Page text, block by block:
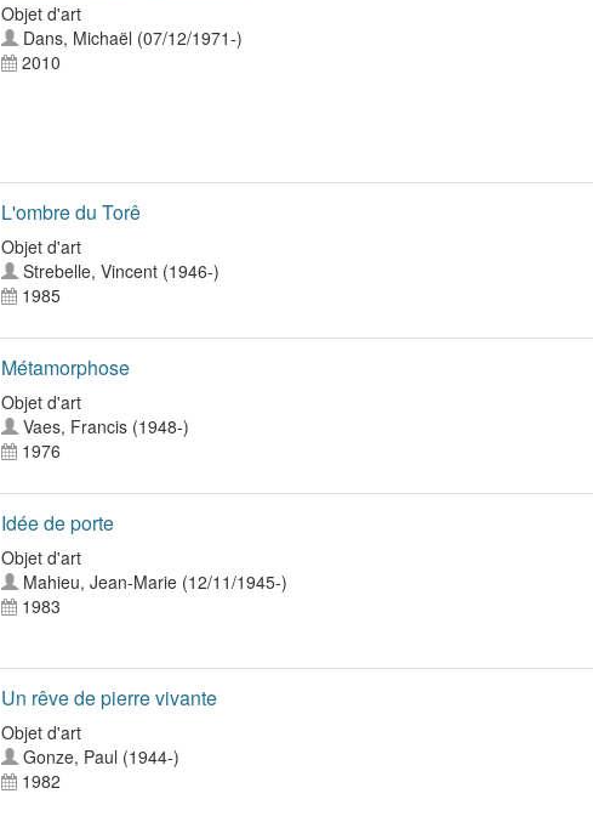
Objet d'art
Dans, Michaël (07/12/1971-)
2010
L'ombre du Torê
Objet d'art
Strebelle, Vincent (1946-)
1985
Métamorphose
Objet d'art
Vaes, Francis (1948-)
1976
Idée de porte
Objet d'art
Mahieu, Jean-Marie (12/11/1945-)
1983
Un rêve de pierre vivante
Objet d'art
Gonze, Paul (1944-)
1982